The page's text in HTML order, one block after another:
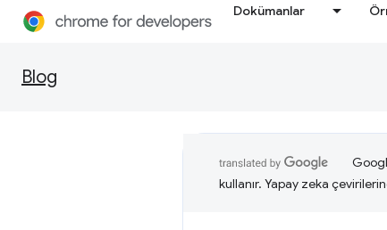
Dokümanlar
Blog
kullanır. Yapay zeka